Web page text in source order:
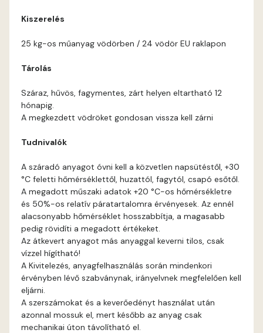
Egyptian orange D
Fir D
Gecco-green E
Gold-yellow D
Gold-yellow E
Graphit D
Kiszerelés
25 kg-os műanyag vödörben / 24 vödör EU raklapon
Tárolás
Száraz, hűvös, fagymentes, zárt helyen eltartható 12
hónapig.
A megkezdett vödröket gondosan vissza kell zárni
Tudnivalók
A száradó anyagot óvni kell a közvetlen napsütéstől, +30
°C feletti hőmérséklettől, huzattól, fagytól, csapó esőtől.
A megadott műszaki adatok +20 °C-os hőmérsékletre
és 50%-os relatív páratartalomra érvényesek. Az ennél
alacsonyabb hőmérséklet hosszabbítja, a magasabb
pedig rövidíti a megadott értékeket.
Az átkevert anyagot más anyaggal keverni tilos, csak
vízzel hígítható!
A Kivitelezés, anyagfelhasználás során mindenkori
érvényben lévő szabványnak, irányelvnek megfelelően kell
eljárni.
A szerszámokat és a keverőedényt használat után
azonnal mossuk el, mert később az anyag csak
mechanikai úton távolítható el.